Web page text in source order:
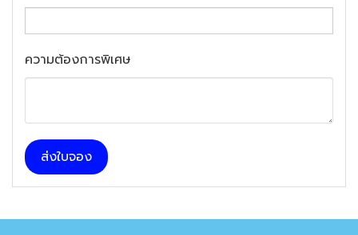
ความต้องการพิเศษ
ส่งใบจอง